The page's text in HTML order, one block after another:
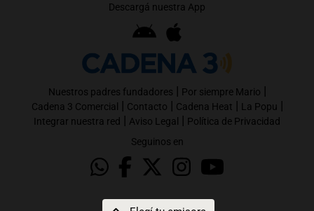
Descargá nuestra App
Nuestros padres fundadores | Por siempre Mario |
Cadena 3 Comercial | Contacto | Cadena Heat | La Popu |
Integrar nuestra red | Aviso Legal | Política de Privacidad
Seguinos en